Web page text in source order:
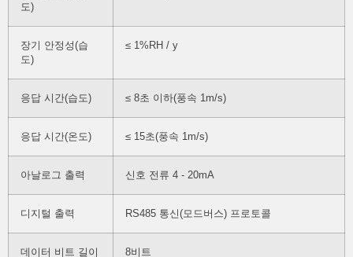
도)
장기 안정성(습
도)
≤ 1%RH / y
응답 시간(습도) ≤ 8초 이하(풍속 1m/s)
응답 시간(온도) ≤ 15초(풍속 1m/s)
아날로그 출력 신호 전류 4 - 20mA
디지털 출력 RS485 통신(모드버스) 프로토콜
데이터 비트 길이 8비트